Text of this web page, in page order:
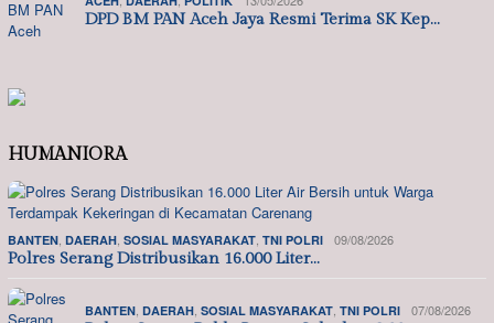
DPD BM PAN Aceh Jaya Resmi Terima SK Kep…
HUMANIORA
BANTEN, DAERAH, SOSIAL MASYARAKAT, TNI POLRI 09/08/2026
Polres Serang Distribusikan 16.000 Liter…
BANTEN, DAERAH, SOSIAL MASYARAKAT, TNI POLRI 07/08/2026